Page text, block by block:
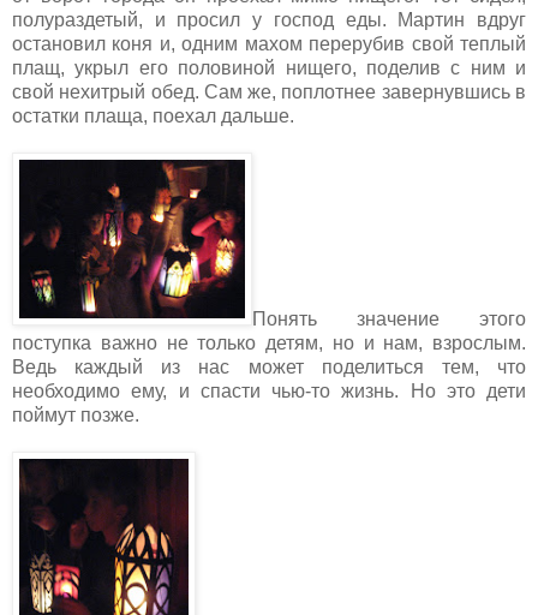
полураздетый, и просил у господ еды. Мартин вдруг
остановил коня и, одним махом перерубив свой теплый
плащ, укрыл его половиной нищего, поделив с ним и
свой нехитрый обед. Сам же, поплотнее завернувшись в
остатки плаща, поехал дальше.
Понять значение этого
поступка важно не только детям, но и нам, взрослым.
Ведь каждый из нас может поделиться тем, что
необходимо ему, и спасти чью-то жизнь. Но это дети
поймут позже.